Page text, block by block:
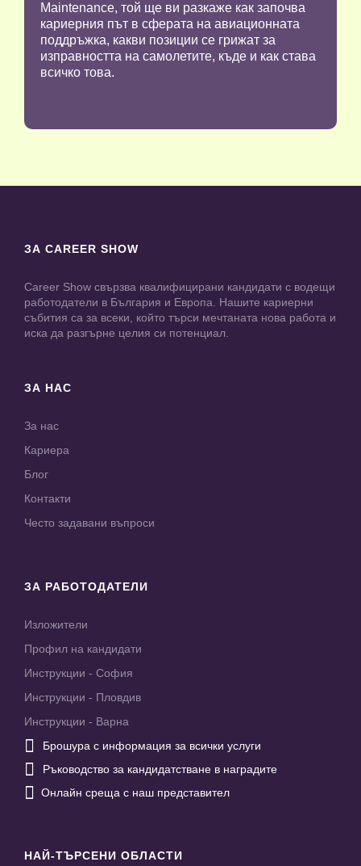
Maintenance, той ще ви разкаже как започва
кариерния път в сферата на авиационната
поддръжка, какви позиции се грижат за
изправността на самолетите, къде и как става
всичко това.
ЗА CAREER SHOW
Career Show свързва квалифицирани кандидати с водещи
работодатели в България и Европа. Нашите кариерни
събития са за всеки, който търси мечтаната нова работа и
иска да разгърне целия си потенциал.
ЗА НАС
За нас
Кариера
Блог
Контакти
Често задавани въпроси
ЗА РАБОТОДАТЕЛИ
Изложители
Профил на кандидати
Инструкции - София
Инструкции - Пловдив
Инструкции - Варна
 Брошура с информация за всички услуги
 Ръководство за кандидатстване в наградите
 Онлайн среща с наш представител
НАЙ-ТЪРСЕНИ ОБЛАСТИ